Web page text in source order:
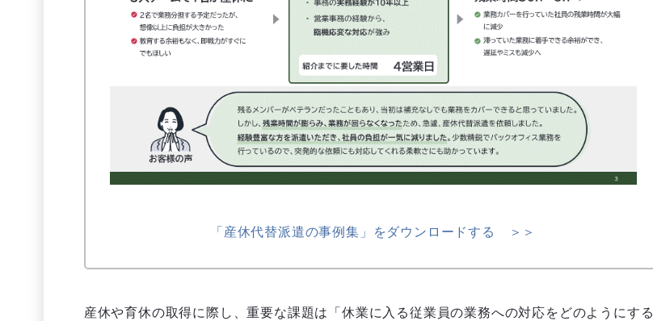
「産休代替派遣の事例集」をダウンロードする ＞＞
産休や育休の取得に際し、重要な課題は「休業に入る従業員の業務への対応をどのようにする